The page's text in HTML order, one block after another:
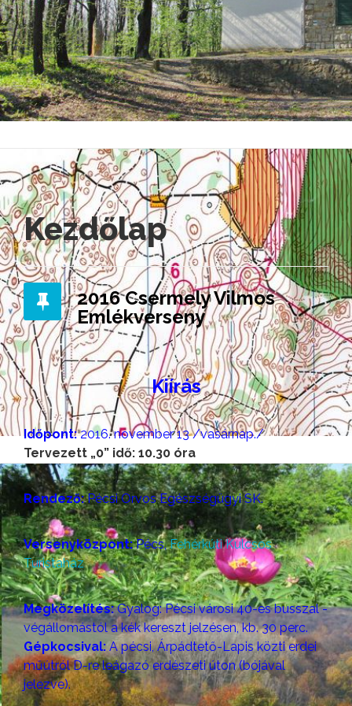
Kezdőlap
2016 Csermely Vilmos
Emlékverseny
Kiírás
Időpont:2016. november 13 /vasárnap./
Tervezett „0” idő: 10.30 óra
Rendező:Pécsi Orvos Egészségügyi SK.
Versenyközpont:Pécs,Fehérkúti Kulcsos
Turistaház
Megközelítés:Gyalog: Pécsi városi 40-es busszal -
végállomástól a kék kereszt jelzésen, kb. 30 perc.
Gépkocsival:A pécsi, Árpádtető-Lapis közti erdei
műútról D-re leágazó erdészeti úton (bójával
jelezve).